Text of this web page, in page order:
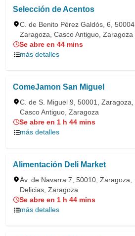
Selección de Acentos
C. de Benito Pérez Galdós, 6, 50004,
Zaragoza, Casco Antiguo, Zaragoza
Se abre en 44 mins
más detalles
ComeJamon San Miguel
C. de S. Miguel 9, 50001, Zaragoza,
Casco Antiguo, Zaragoza
Se abre en 1 h 44 mins
más detalles
Alimentación Deli Market
Av. de Navarra 7, 50010, Zaragoza,
Delicias, Zaragoza
Se abre en 1 h 44 mins
más detalles